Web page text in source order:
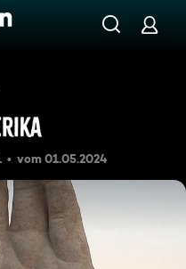
vom 01.05.2024